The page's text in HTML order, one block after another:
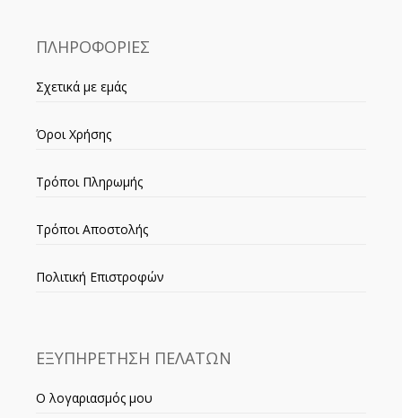
ΠΛΗΡΟΦΟΡΙΕΣ
Σχετικά με εμάς
Όροι Χρήσης
Τρόποι Πληρωμής
Τρόποι Αποστολής
Πολιτική Επιστροφών
ΕΞΥΠΗΡΕΤΗΣΗ ΠΕΛΑΤΩΝ
Ο λογαριασμός μου